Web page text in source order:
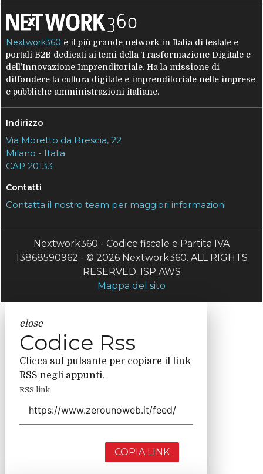
Nextwork360 è il più grande network in Italia di testate e
portali B2B dedicati ai temi della Trasformazione Digitale e
dell’Innovazione Imprenditoriale. Ha la missione di
diffondere la cultura digitale e imprenditoriale nelle imprese
e pubbliche amministrazioni italiane.
Indirizzo
Via Moretto da Brescia, 22
Milano - Italia
CAP 20133
Contatti
Contatta il nostro team per maggiori informazioni
Nextwork360 - Codice fiscale e Partita IVA
13868590962 - © 2026 Nextwork360. ALL RIGHTS
RESERVED. ISP AWS
Mappa del sito
close
Codice Rss
Clicca sul pulsante per copiare il link
RSS negli appunti.
RSS link
COPIA LINK